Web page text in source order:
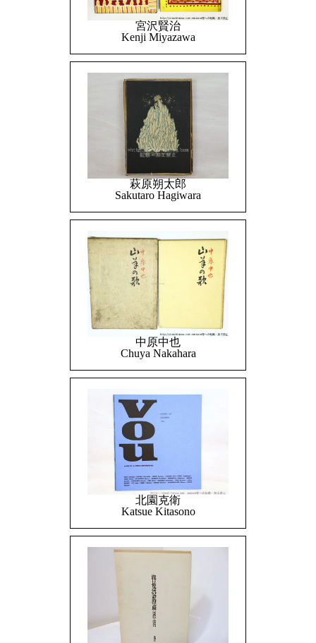
宮沢賢治
Kenji Miyazawa
萩原朔太郎
Sakutaro Hagiwara
中原中也
Chuya Nakahara
北園克衛
Katsue Kitasono